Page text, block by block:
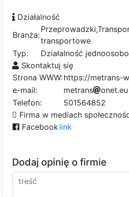
Działalność
Branża:
transportowe
Typ:
Działalność
Skontaktuj się
Strona WWW:https://metrans-
e-mail:
metrans9
9
one0
t.4
eu
Telefon:
501564852
Firma w mediach
Facebook link
Dodaj opinię o firmie